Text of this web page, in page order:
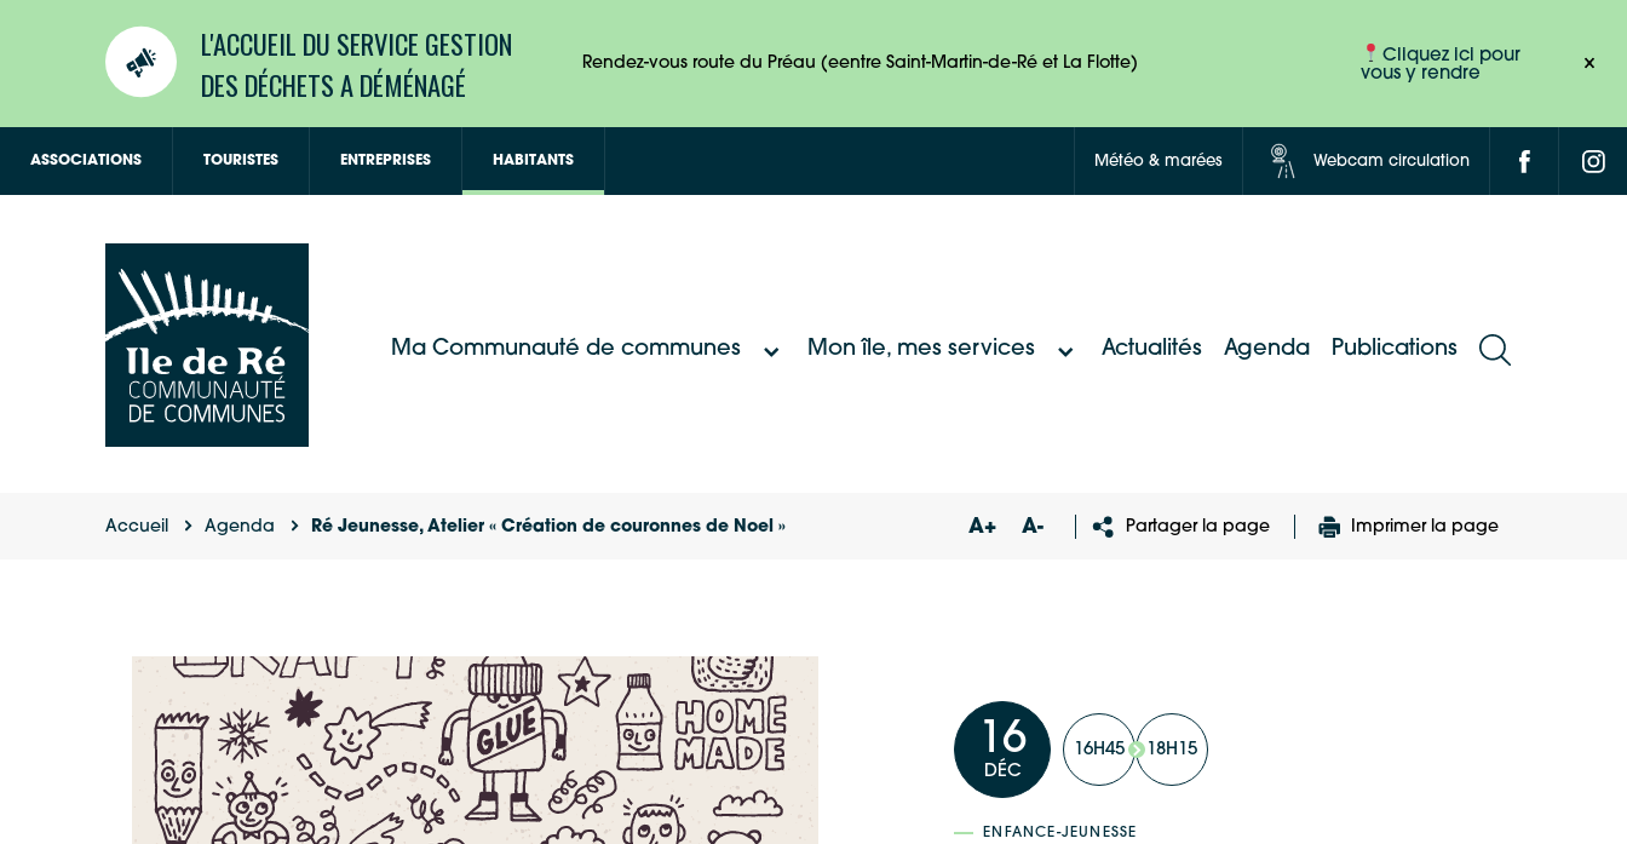
L'ACCUEIL DU SERVICE GESTION
DES DÉCHETS A DÉMÉNAGÉ
Rendez-vous route du Préau (eentre Saint-Martin-de-Ré et La Flotte)
Cliquez ici pour
vous y rendre
ASSOCIATIONS TOURISTES ENTREPRISES HABITANTS Météo & marées Webcam circulation
Ma Communauté de communes Mon île, mes services Actualités Agenda Publications
Accueil Agenda Ré Jeunesse, Atelier « Création de couronnes de Noel » A+ A- Partager la page Imprimer la page
16
DÉC
16H45 18H15
ENFANCE-JEUNESSE